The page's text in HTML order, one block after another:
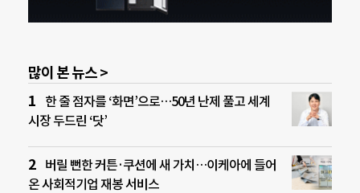
많이 본 뉴스 >
한 줄 점자를 ‘화면’으로…50년 난제 풀고 세계
시장 두드린 ‘닷’
버릴 뻔한 커튼·쿠션에 새 가치…이케아에 들어
온 사회적기업 재봉 서비스